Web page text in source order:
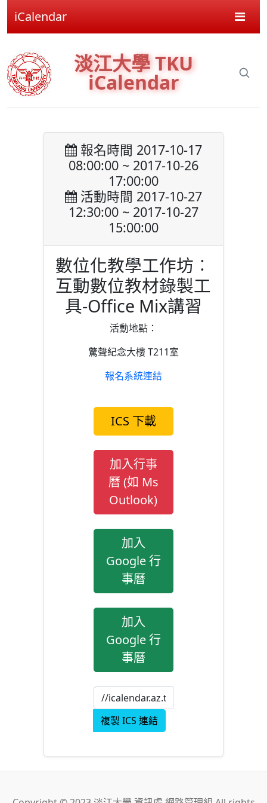
iCalendar
淡江大學 TKU
iCalendar
報名時間 2017-10-17
08:00:00 ~ 2017-10-26
17:00:00
活動時間 2017-10-27
12:30:00 ~ 2017-10-27
15:00:00
數位化教學工作坊︰
互動數位教材錄製工
具-Office Mix講習
活動地點：
驚聲紀念大樓 T211室
報名系統連結
ICS 下載
加入行事
曆 (如 Ms
Outlook)
加入
Google 行
事曆
加入
Google 行
事曆
複製 ICS 連結